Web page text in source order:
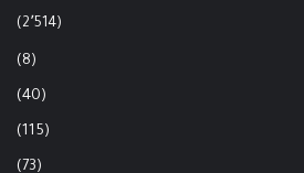
(2٬514)
(8)
(40)
(115)
(73)